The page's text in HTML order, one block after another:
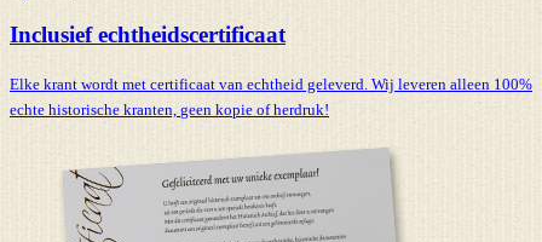
Inclusief echtheidscertificaat
Elke krant wordt met certificaat van echtheid geleverd. Wij leveren alleen 100%
echte historische kranten, geen kopie of herdruk!